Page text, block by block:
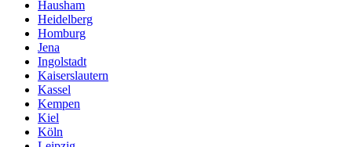
Hausham
Heidelberg
Homburg
Jena
Ingolstadt
Kaiserslautern
Kassel
Kempen
Kiel
Köln